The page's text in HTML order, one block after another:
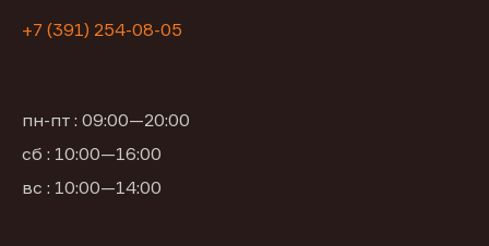
+7 (391) 254-08-05
пн-пт : 09:00—20:00
сб : 10:00—16:00
вс : 10:00—14:00